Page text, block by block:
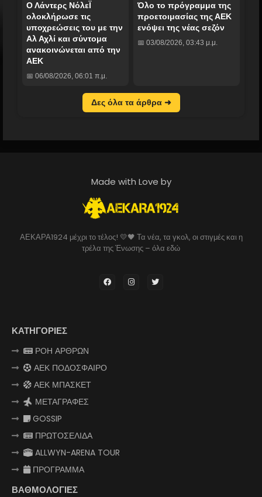
Ο Λάντερς ΝόλεΪ
ολοκλήρωσε τις
υποχρεώσεις του με την
Αλ Αχλί και σύντομα
ανακοινώνεται από την
ΑΕΚ
📅 06/08/2026, 06:01 π.μ.
Όλο το πρόγραμμα της
προετοιμασίας της ΑΕΚ
ενόψει της νέας σεζόν
📅 03/08/2026, 03:43 μ.μ.
Δες όλα τα άρθρα ➜
Made with Love by
ΑΕΚΑΡΑ1924 μέχρι το τέλος! 💛🖤 Τα νέα, τα γκολ, οι στιγμές και η
τρέλα της Ένωσης – όλα εδώ
ΚΑΤΗΓΟΡΙΕΣ
ΡΟΗ ΑΡΘΡΩΝ
ΑΕΚ ΠΟΔΟΣΦΑΙΡΟ
ΑΕΚ ΜΠΑΣΚΕΤ
ΜΕΤΑΓΡΑΦΕΣ
GOSSIP
ΠΡΩΤΟΣΕΛΙΔΑ
ALLWYN-ARENA TOUR
ΠΡΟΓΡΑΜΜΑ
ΒΑΘΜΟΛΟΓΙΕΣ